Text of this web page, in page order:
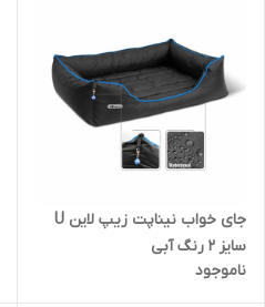
جای خواب نیناپت زیپ لاین U
سایز 2 رنگ آبی
ناموجود